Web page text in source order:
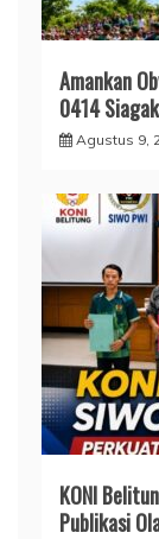
Amankan
0414
Agustus 9,
KONI
Publikasi